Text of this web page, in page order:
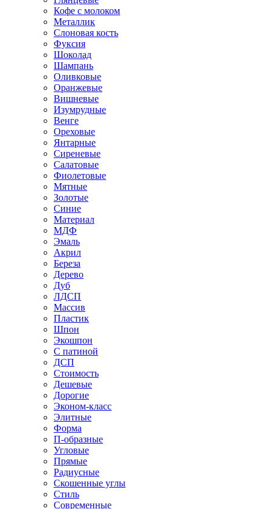
Кофе с молоком
Металлик
Слоновая кость
Фуксия
Шоколад
Шампань
Оливковые
Оранжевые
Вишневые
Изумрудные
Венге
Ореховые
Янтарные
Сиреневые
Салатовые
Фиолетовые
Мятные
Золотые
Синие
Материал
МДФ
Эмаль
Акрил
Береза
Дерево
Дуб
ЛДСП
Массив
Пластик
Шпон
Экошпон
С патиной
ДСП
Стоимость
Дешевые
Дорогие
Эконом-класс
Элитные
Форма
П-образные
Угловые
Прямые
Радиусные
Скошенные углы
Стиль
Современные